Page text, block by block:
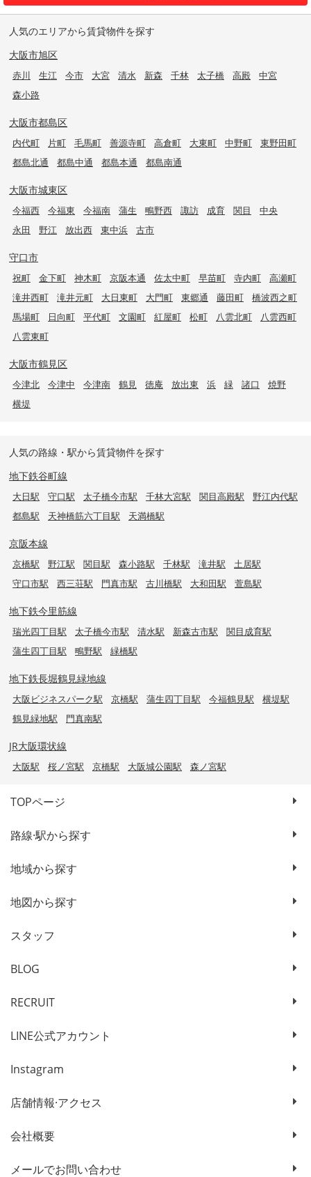
人気のエリアから賃貸物件を探す
大阪市旭区
赤川 生江 今市 大宮 清水 新森 千林 太子橋 高殿
中宮
森小路
大阪市都島区
内代町 片町 毛馬町 善源寺町 高倉町 大東町 中野町
東野田町
都島北通
都島中通 都島本通 都島南通
大阪市城東区
今福西 今福東 今福南 蒲生 鴫野西 諏訪 成育 関目
中央
永田
野江 放出西 東中浜 古市
守口市
祝町 金下町 神木町 京阪本通 佐太中町 早苗町 寺内町
高瀬町
滝井西町
滝井元町 大日東町 大門町 東郷通 藤田町
橋波西之町
馬場町
日向町 平代町 文園町 紅屋町 松町 八雲北町
八雲西町
八雲東町
大阪市鶴見区
今津北 今津中 今津南 鶴見 徳庵 放出東 浜 緑 諸口
焼野
横堤
人気の路線・駅から賃貸物件を探す
地下鉄谷町線
大日駅 守口駅 太子橋今市駅 千林大宮駅 関目高殿駅
野江内代駅
都島駅
天神橋筋六丁目駅 天満橋駅
京阪本線
京橋駅 野江駅 関目駅 森小路駅 千林駅 滝井駅
土居駅
守口市駅
西三荘駅 門真市駅 古川橋駅 大和田駅 萱島駅
地下鉄今里筋線
瑞光四丁目駅 太子橋今市駅 清水駅 新森古市駅
関目成育駅
蒲生四丁目駅
鴫野駅 緑橋駅
地下鉄長堀鶴見緑地線
大阪ビジネスパーク駅 京橋駅 蒲生四丁目駅 今福鶴見駅
横堤駅
鶴見緑地駅
門真南駅
JR大阪環状線
大阪駅 桜ノ宮駅 京橋駅 大阪城公園駅 森ノ宮駅
TOPページ
路線·駅から探す
地域から探す
地図から探す
スタッフ
BLOG
RECRUIT
LINE公式アカウント
Instagram
店舗情報·アクセス
会社概要
メールでお問い合わせ